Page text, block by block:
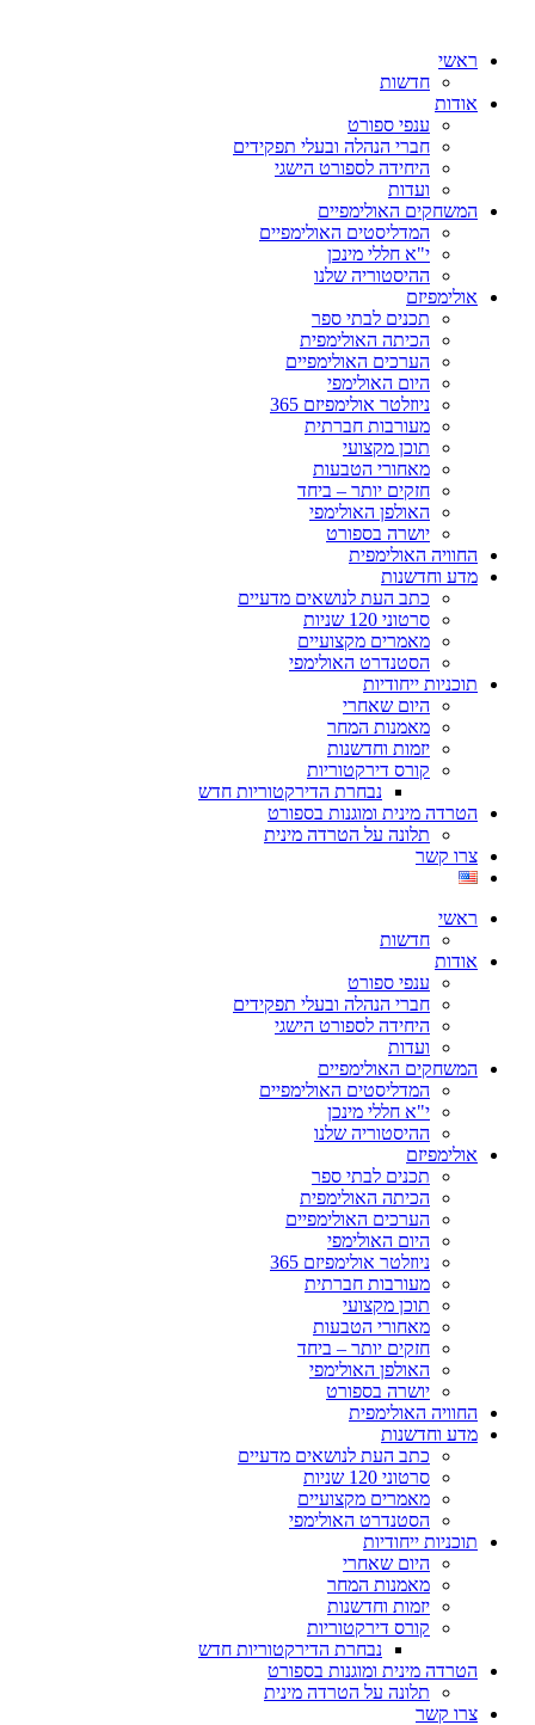
ראשי
חדשות
אודות
ענפי ספורט
חברי הנהלה ובעלי תפקידים
היחידה לספורט הישגי
ועדות
המשחקים האולימפיים
המדליסטים האולימפיים
י"א חללי מינכן
ההיסטוריה שלנו
אולימפיזם
תכנים לבתי ספר
הכיתה האולימפית
הערכים האולימפיים
היום האולימפי
ניוזלטר אולימפיזם 365
מעורבות חברתית
תוכן מקצועי
מאחורי הטבעות
חזקים יותר – ביחד
האולפן האולימפי
יושרה בספורט
החוויה האולימפית
מדע וחדשנות
כתב העת לנושאים מדעיים
סרטוני 120 שניות
מאמרים מקצועיים
הסטנדרט האולימפי
תוכניות ייחודיות
היום שאחרי
מאמנות המחר
יזמות וחדשנות
קורס דירקטוריות
נבחרת הדירקטוריות חדש
הטרדה מינית ומוגנות בספורט
תלונה על הטרדה מינית
צרו קשר
ראשי
חדשות
אודות
ענפי ספורט
חברי הנהלה ובעלי תפקידים
היחידה לספורט הישגי
ועדות
המשחקים האולימפיים
המדליסטים האולימפיים
י"א חללי מינכן
ההיסטוריה שלנו
אולימפיזם
תכנים לבתי ספר
הכיתה האולימפית
הערכים האולימפיים
היום האולימפי
ניוזלטר אולימפיזם 365
מעורבות חברתית
תוכן מקצועי
מאחורי הטבעות
חזקים יותר – ביחד
האולפן האולימפי
יושרה בספורט
החוויה האולימפית
מדע וחדשנות
כתב העת לנושאים מדעיים
סרטוני 120 שניות
מאמרים מקצועיים
הסטנדרט האולימפי
תוכניות ייחודיות
היום שאחרי
מאמנות המחר
יזמות וחדשנות
קורס דירקטוריות
נבחרת הדירקטוריות חדש
הטרדה מינית ומוגנות בספורט
תלונה על הטרדה מינית
צרו קשר